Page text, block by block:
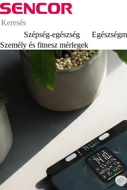
Szépség-egészség
Személy és fitnesz mérlegek